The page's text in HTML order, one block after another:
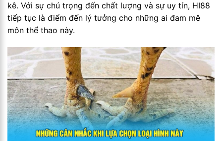
kê. Với sự chú trọng đến chất lượng và sự uy tín, HI88
tiếp tục là điểm đến lý tưởng cho những ai đam mê
môn thể thao này.